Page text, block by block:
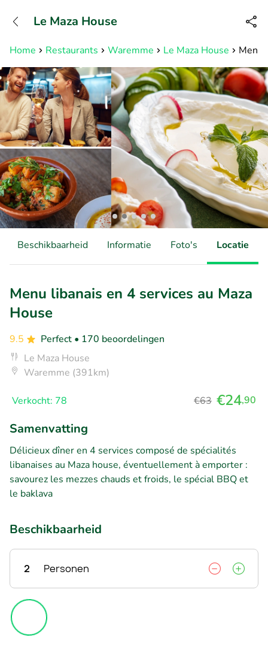
Bereikbaar tot 23:00 uur
Home Restaurants Waremme Le Maza House Menu
Le Maza House
Beschikbaarheid Informatie Foto's Locatie
Menu libanais en 4 services au Maza
House
9.5 Perfect • 170 beoordelingen
Le Maza House
Waremme (391km)
Verkocht: 78 €63 €24,90
Samenvatting
Délicieux dîner en 4 services composé de spécialités
libanaises au Maza house, éventuellement à emporter :
savourez les mezzes chauds et froids, le spécial BBQ et
le baklava
Beschikbaarheid
2 Personen